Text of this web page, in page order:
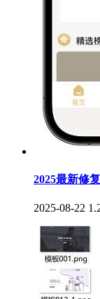
2025最新修
2025-08-22